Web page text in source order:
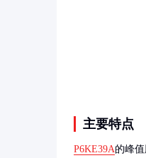
主要特点
P6KE39A的峰